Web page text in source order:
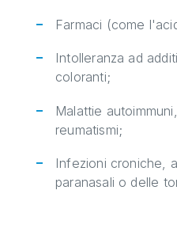
Farmaci (come
Intolleranza ad
coloranti;
Malattie
reumatismi;
Infezioni croniche,
paranasali o delle